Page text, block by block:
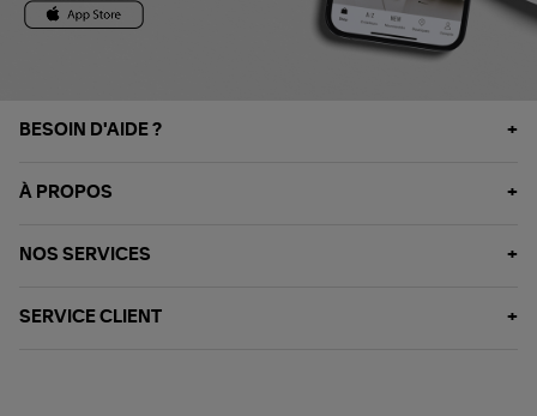
BESOIN D'AIDE ?
À PROPOS
NOS SERVICES
SERVICE CLIENT